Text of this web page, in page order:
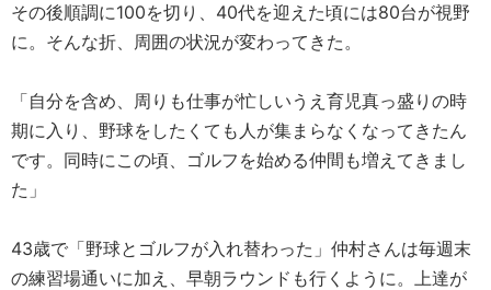
その後順調に100を切り、40代を迎えた頃には80台が視野
に。そんな折、周囲の状況が変わってきた。
「自分を含め、周りも仕事が忙しいうえ育児真っ盛りの時
期に入り、野球をしたくても人が集まらなくなってきたん
です。同時にこの頃、ゴルフを始める仲間も増えてきまし
た」
43歳で「野球とゴルフが入れ替わった」仲村さんは毎週末
の練習場通いに加え、早朝ラウンドも行くように。上達が